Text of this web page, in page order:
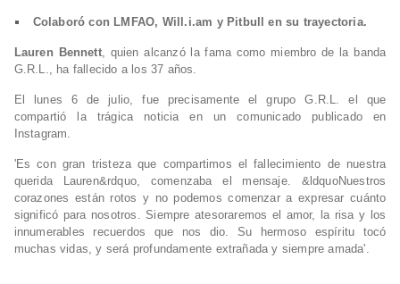
Colaboró con LMFAO, Will.i.am y Pitbull en su trayectoria.
Lauren Bennett, quien alcanzó la fama como miembro de la banda
G.R.L., ha fallecido a los 37 años.
El lunes 6 de julio, fue precisamente el grupo G.R.L. el que
compartió la trágica noticia en un comunicado publicado en
Instagram.
'Es con gran tristeza que compartimos el fallecimiento de nuestra
querida Lauren&rdquo, comenzaba el mensaje. &ldquoNuestros
corazones están rotos y no podemos comenzar a expresar cuánto
significó para nosotros. Siempre atesoraremos el amor, la risa y los
innumerables recuerdos que nos dio. Su hermoso espíritu tocó
muchas vidas, y será profundamente extrañada y siempre amada'.